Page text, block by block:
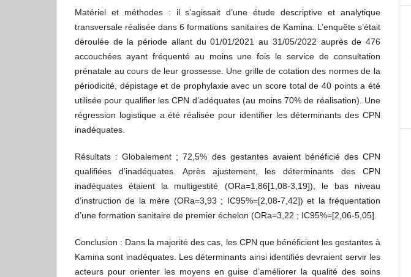
Matériel et méthodes : il s’agissait d’une étude descriptive et analytique
transversale réalisée dans 6 formations sanitaires de Kamina. L’enquête s’était
déroulée de la période allant du 01/01/2021 au 31/05/2022 auprès de 476
accouchées ayant fréquenté au moins une fois le service de consultation
prénatale au cours de leur grossesse. Une grille de cotation des normes de la
périodicité, dépistage et de prophylaxie avec un score total de 40 points a été
utilisée pour qualifier les CPN d’adéquates (au moins 70% de réalisation). Une
régression logistique a été réalisée pour identifier les déterminants des CPN
inadéquates.
Résultats : Globalement ; 72,5% des gestantes avaient bénéficié des CPN
qualifiées d’inadéquates. Après ajustement, les déterminants des CPN
inadéquates étaient la multigestité (ORa=1,86[1,08-3,19]), le bas niveau
d’instruction de la mère (ORa=3,93 ; IC95%=[2,08-7,42]) et la fréquentation
d’une formation sanitaire de premier échelon (ORa=3,22 ; IC95%=[2,06-5,05].
Conclusion : Dans la majorité des cas, les CPN que bénéficient les gestantes à
Kamina sont inadéquates. Les déterminants ainsi identifiés devraient servir les
acteurs pour orienter les moyens en guise d’améliorer la qualité des soins